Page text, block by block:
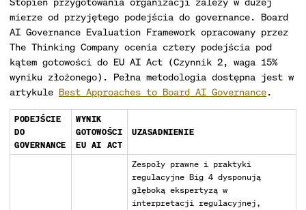
mierze od przyjętego podejścia do governance. Board
AI Governance Evaluation Framework opracowany przez
The Thinking Company ocenia cztery podejścia pod
kątem gotowości do EU AI Act (Czynnik 2, waga 15%
wyniku złożonego). Pełna metodologia dostępna jest w
artykule Best Approaches to Board AI Governance.
PODEJŚCIE
DO
GOVERNANCE
WYNIK
GOTOWOŚCI
EU AI ACT
UZASADNIENIE
Zespoły prawne i praktyki
regulacyjne Big 4 dysponują
głęboką ekspertyzą w
interpretacji regulacyjnej,